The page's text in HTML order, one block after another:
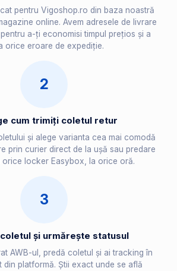
pentru Vigoshop.ro din baza noastră
online. Avem adresele de livrare
a-ți economisi timpul prețios și a
orice eroare de expediție.
2
cum trimiți coletul retur
și alege varianta cea mai comodă
prin curier direct de la ușă sau predare
orice locker Easybox, la orice oră.
3
și urmărește statusul
AWB-ul, predă coletul și ai tracking în
din platformă. Știi exact unde se află